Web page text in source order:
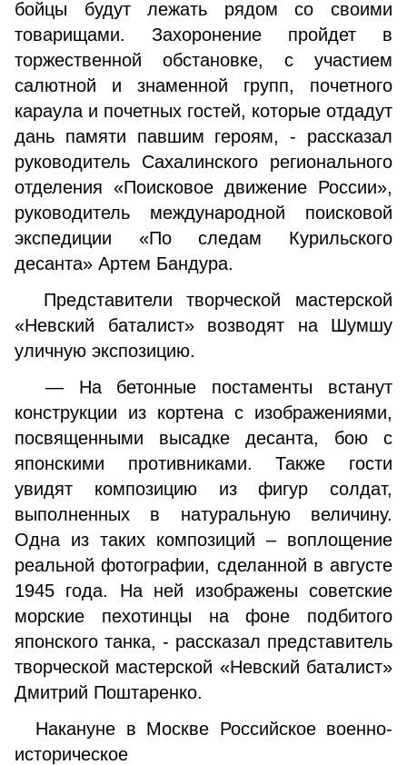
бойцы будут лежать рядом со своими
товарищами. Захоронение пройдет в
торжественной обстановке, с участием
салютной и знаменной групп, почетного
караула и почетных гостей, которые отдадут
дань памяти павшим героям, - рассказал
руководитель Сахалинского регионального
отделения «Поисковое движение России»,
руководитель международной поисковой
экспедиции «По следам Курильского
десанта» Артем Бандура.
Представители творческой мастерской
«Невский баталист» возводят на Шумшу
уличную экспозицию.
— На бетонные постаменты встанут
конструкции из кортена с изображениями,
посвященными высадке десанта, бою с
японскими противниками. Также гости
увидят композицию из фигур солдат,
выполненных в натуральную величину.
Одна из таких композиций – воплощение
реальной фотографии, сделанной в августе
1945 года. На ней изображены советские
морские пехотинцы на фоне подбитого
японского танка, - рассказал представитель
творческой мастерской «Невский баталист»
Дмитрий Поштаренко.
Накануне в Москве Российское военно-
историческое